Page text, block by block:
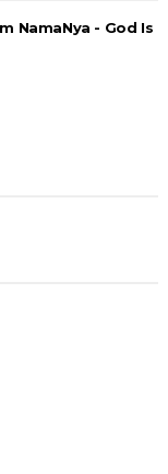
NamaNya - God Is